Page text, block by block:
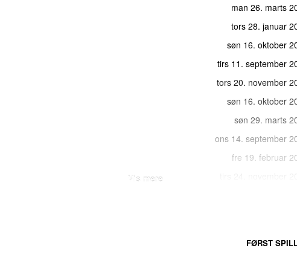
man 26. marts
tors 28. januar
søn 16. oktober
tirs 11. september
tors 20. november
søn 16. oktober
søn 29. marts
ons 14. september
fre 19. februar
Vis mere
FØRST